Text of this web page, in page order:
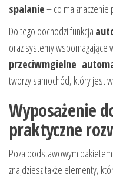
spalanie– co ma znaczenie
Do tego dochodzi funkcja
oraz systemy wspomagające
przeciwmgielne i
tworzy samochód, który jest
Wyposażenie
praktyczne
Poza podstawowym
znajdziesz także elementy,